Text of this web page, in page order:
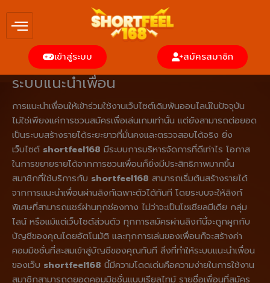
content
เข้าสู่ระบบ
สมัครสมาชิก
ระบบแนะนำเพื่อน
การแนะนำเพื่อนให้เข้าร่วมใช้งานเว็บไซต์เดิมพันออนไลน์ในปัจจุบัน
ไม่ใช่เพียงแค่การชวนสมัครเพื่อเล่นเกมเท่านั้น แต่ยังสามารถต่อยอด
เป็นระบบสร้างรายได้ระยะยาวที่มั่นคงและตรวจสอบได้จริง ยิ่ง
เว็บไซต์ shortfeel168 มีระบบการบริหารจัดการที่ดีเท่าไร โอกาส
ในการขยายรายได้จากการชวนเพื่อนก็ยิ่งมีประสิทธิภาพมากขึ้น
สมาชิกที่ใช้บริการกับ shortfeel168 สามารถเริ่มต้นสร้างรายได้
จากการแนะนำเพื่อนผ่านลิงก์เฉพาะตัวได้ทันที โดยระบบจะให้ลิงก์
พิเศษที่สามารถแชร์ผ่านทุกช่องทาง ไม่ว่าจะเป็นโซเชียลมีเดีย กลุ่ม
ไลน์ หรือแม้แต่เว็บไซต์ส่วนตัว ทุกการสมัครผ่านลิงก์นี้จะถูกผูกกับ
บัญชีของคุณโดยอัตโนมัติ และทุกการเล่นของเพื่อนก็จะสร้างค่า
คอมมิชชั่นที่สะสมเข้าสู่บัญชีของคุณทันที สิ่งที่ทำให้ระบบแนะนำเพื่อน
ของเว็บ shortfeel168 นี้มีความโดดเด่นคือความง่ายในการใช้งาน
สมาชิกสามารถดูยอดคอมมิชชั่นแบบเรียลไทม์ รายชื่อเพื่อนที่สมัคร